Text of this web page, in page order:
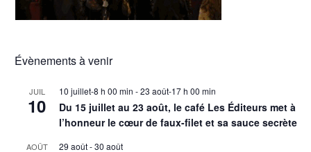
Évènements à venir
JUIL
10
10 juillet-8 h 00 min -23 août-17 h 00 min
Du 15 juillet au 23 août, le café Les Éditeurs met à
l’honneur le cœur de faux-filet et sa sauce secrète
AOÛT 29 août-30 août